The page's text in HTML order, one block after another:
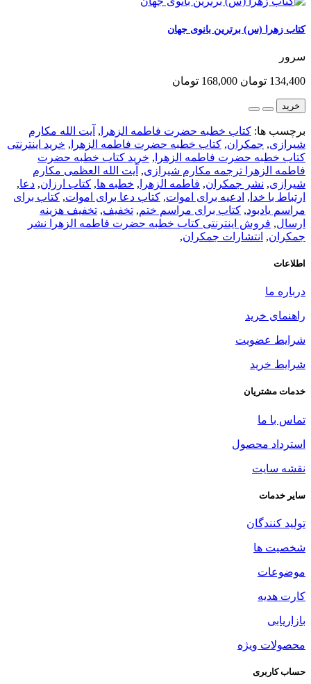
کتاب زهرا (س) برترین بانوی جهان
سرور
134,400 تومان 168,000 تومان
خرید
برچسب ها: کتاب خطبه حضرت فاطمه الزهرا , آیت الله مکارم
شیرازی, جمکران, کتاب خطبه حضرت فاطمه الزهرا , خرید اینترنتی
کتاب خطبه حضرت فاطمه الزهرا , خرید کتاب خطبه حضرت
فاطمه الزهرا ترجمه مکارم شیرازی, آیت الله العظمی مکارم
شیرازی, نشر جمکران, فاطمه الزهرا , خطبه ها, کتاب ارزان, دعا,
ارتباط با خدا , ادعیه برای اموات, کتاب دعا برای اموات, کتاب برای
مراسم یادبود, کتاب برای مراسم ختم, تخفیف, تخفیف هزینه
ارسال, فروش اینترنتی کتاب خطبه حضرت فاطمه الزهرا نشر
جمکران, انتشارات جمکران,
اطلاعات
درباره ما
راهنمای خرید
شرایط عضویت
شرایط خرید
خدمات مشتریان
تماس با ما
استرداد محصول
نقشه سایت
سایر خدمات
تولید کنندگان
شخصیت ها
موضوعات
کارت هدیه
بازاریابی
محصولات ویژه
حساب کاربری